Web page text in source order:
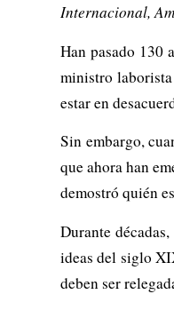
Internacional,
Han pasado 130
ministro
estar en
Sin embargo,
que ahora han
demostró quién
Durante
ideas del siglo
deben ser